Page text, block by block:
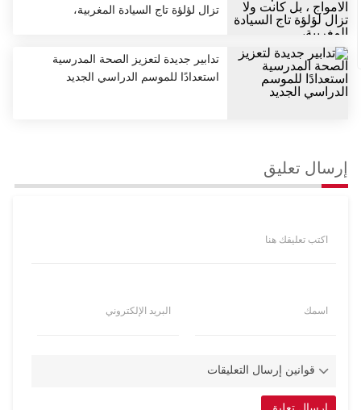
تزال لؤلؤة تاج السيادة المغربية،
تدابير جديدة لتعزيز الصحة المدرسية
استعدادًا للموسم الدراسي الجديد
إرسال تعليق
اكتب تعليقك هنا
اسمك البريد الإلكتروني
قوانين إرسال التعليقات